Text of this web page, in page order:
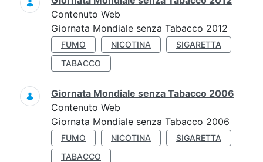
Contenuto Web
Giornata Mondiale senza Tabacco 2012
FUMO NICOTINA
SIGARETTA
TABACCO
Giornata Mondiale senza Tabacco 2006
Contenuto Web
Giornata Mondiale senza Tabacco 2006
FUMO NICOTINA
SIGARETTA
TABACCO